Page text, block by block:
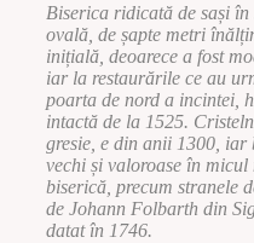
Biserica ridicată de sași
ovală, de șapte metri
inițială, deoarece a fost
iar la restaurările ce au
poarta de nord a incintei,
intactă de la 1525.
gresie, e din anii 1300, iar
vechi și valoroase în
biserică, precum stranele
de Johann Folbarth din
datat în 1746.